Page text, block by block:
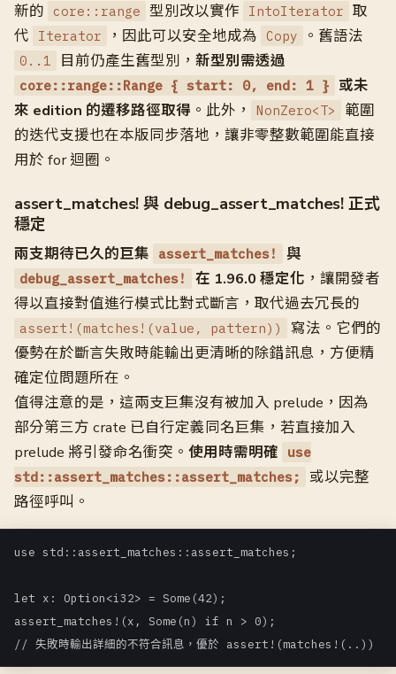
新的
core::range 型別改以實作 IntoIterator 取
代
Iterator ，因此可以安全地成為 Copy 。舊語法
0..1 目前仍產生舊型別， 新型別需透過
core::range::Range { start: 0, end: 1 }
或未
來 edition 的遷移路徑取得 。此外， NonZero<T>
範圍
的迭代支援也在本版同步落地，讓非零整數範圍能直接
用於 for 迴圈。
assert_matches! 與 debug_assert_matches! 正式
穩定
兩支期待已久的巨集 assert_matches! 與
debug_assert_matches! 在 1.96.0 穩定化 ，讓開發者
得以直接對值進行模式比對式斷言，取代過去冗長的
assert!(matches!(value, pattern))
寫法。它們的
優勢在於斷言失敗時能輸出更清晰的除錯訊息，方便精
確定位問題所在。
值得注意的是，這兩支巨集沒有被加入 prelude，因為
部分第三方 crate 已自行定義同名巨集，若直接加入
prelude 將引發命名衝突。 使用時需明確
use
std::assert_matches::assert_matches;
或以完整
路徑呼叫。
use std::assert_matches::assert_matches;
let x: Option<i32> = Some(42);
assert_matches!(x, Some(n) if n > 0);